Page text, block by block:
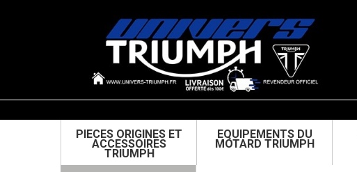
PIECES ORIGINES ET
ACCESSOIRES
TRIUMPH
EQUIPEMENTS DU
MOTARD TRIUMPH